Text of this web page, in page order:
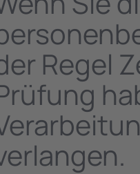
Regel